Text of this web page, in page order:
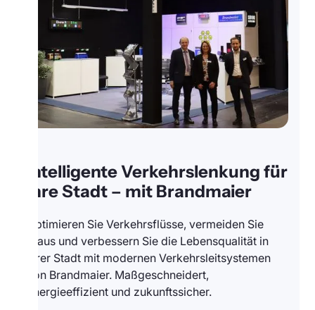
Intelligente Verkehrslenkung für
Ihre Stadt – mit Brandmaier
Optimieren Sie Verkehrsflüsse, vermeiden Sie
Staus und verbessern Sie die Lebensqualität in
Ihrer Stadt mit modernen Verkehrsleitsystemen
von Brandmaier. Maßgeschneidert,
energieeffizient und zukunftssicher.